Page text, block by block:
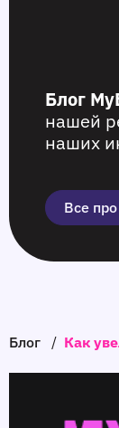
Блог
нашей
наших
Все
Блог / Как